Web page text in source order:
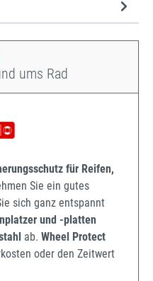
ums Rad
für Reifen,
Sie ein gutes
sich ganz entspannt
und -platten
ab. Wheel Protect
oder den Zeitwert